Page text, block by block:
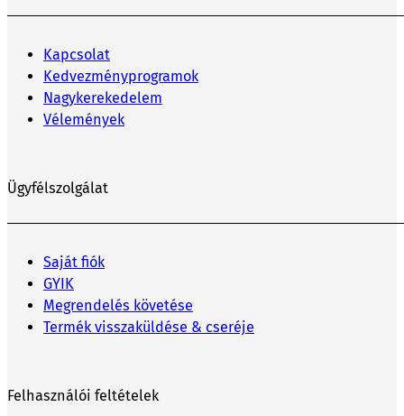
Kapcsolat
Kedvezményprogramok
Nagykerekedelem
Vélemények
Ügyfélszolgálat
Saját fiók
GYIK
Megrendelés követése
Termék visszaküldése & cseréje
Felhasználói feltételek